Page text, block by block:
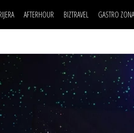
LJUDI (HR)
MOJ UGAO
USAVRŠAVANJE
KNOW-HOW
AFTERHOUR
AUTO SVET
STIL
WELLBEING
BIZTRAVEL GASTRO ZONA
POSAO
MOJ UGAO
USAVRŠAVANJE
KNOW-HOW
FILM I SCENA
AUTO SVET
WELLBEING